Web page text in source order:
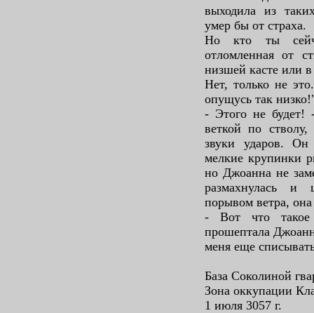
выходила из
умер бы от страха.
Но кто ты
отломленная от
низшей касте или
Нет, только не
опущусь так
- Этого не будет!
веткой по стволу,
звуки ударов.
мелкие крупинки
но Джоанна не
размахнулась и
порывом ветра, она
- Вот что такое
прошептала
меня еще
База Соколиной
Зона оккупации
1 июля 3057 г.